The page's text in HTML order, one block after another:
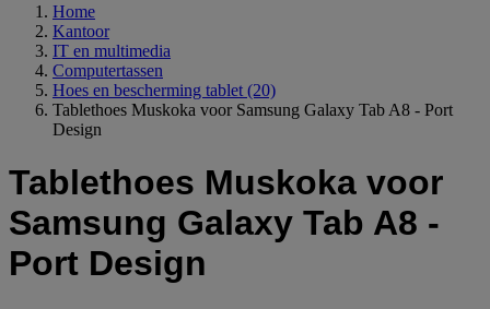
Home
Kantoor
IT en multimedia
Computertassen
Hoes en bescherming tablet (20)
Tablethoes Muskoka voor Samsung Galaxy Tab A8 - Port
Design
Tablethoes Muskoka voor
Samsung Galaxy Tab A8 -
Port Design